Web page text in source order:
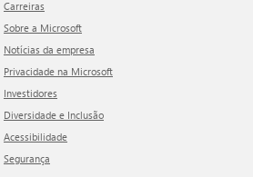
Carreiras
Sobre a Microsoft
Notícias da empresa
Privacidade na Microsoft
Investidores
Diversidade e Inclusão
Acessibilidade
Segurança